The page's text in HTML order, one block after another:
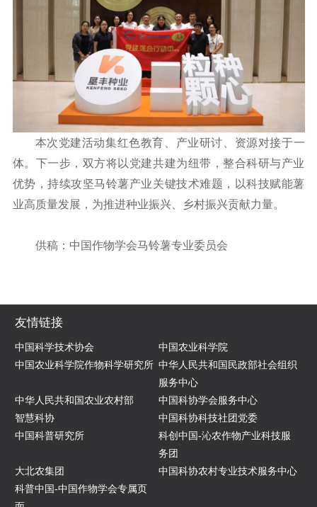
本次党建活动集红色教育、产业研讨、资源对接于一
体。下一步，双方将以党建共建为纽带，整合科研与产业
优势，持续攻坚马铃薯产业关键技术难题，以科技赋能薯
业高质量发展，为推进种业振兴、乡村振兴贡献力量。
供稿：中国作物学会马铃薯专业委员会
友情链接
中国科学技术协会
中国农业科学院
中国农业科学院作物科学研究所 中华人民共和国民政部社会组织
服务中心
中华人民共和国农业农村部
中国科协学会服务中心
智慧科协
中国科协科技社团党委
中国科普研究所
科创中国-沁农作物产业科技服
务团
大北农集团
中国科协农村专业技术服务中心
科普中国-中国作物学会专属页